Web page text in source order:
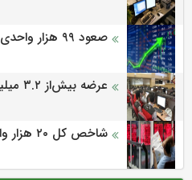
صعود ۹۹ هزار واحدی شاخص بورس
عرضه بیش‌از ۳.۲ میلیون تن محصول در بورس کالا
شاخص کل ۲۰ هزار واحد افت کرد